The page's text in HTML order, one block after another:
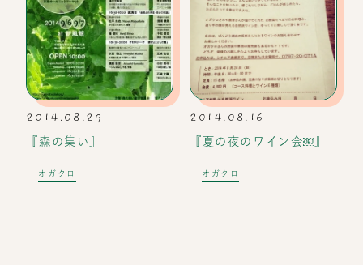
2014.08.29
『森の集い』
オガクロ
2014.08.16
『夏の夜のワイン会￼』
オガクロ